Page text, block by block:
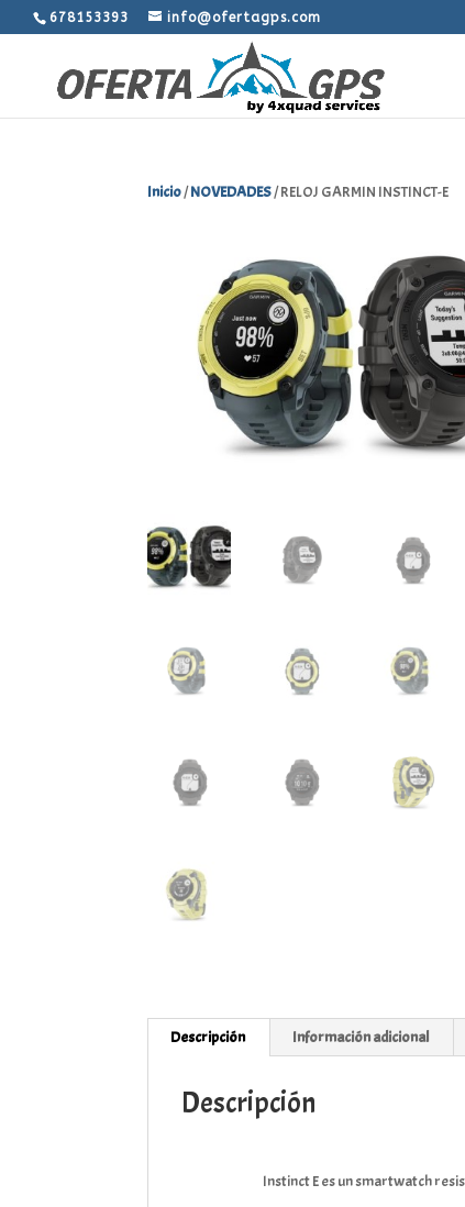
678153393 info@ofertagps.com
Inicio/NOVEDADES/ RELOJ GARMIN INSTINCT-E
Descripción Información adicional
Descripción
Instinct E es un smartwatch